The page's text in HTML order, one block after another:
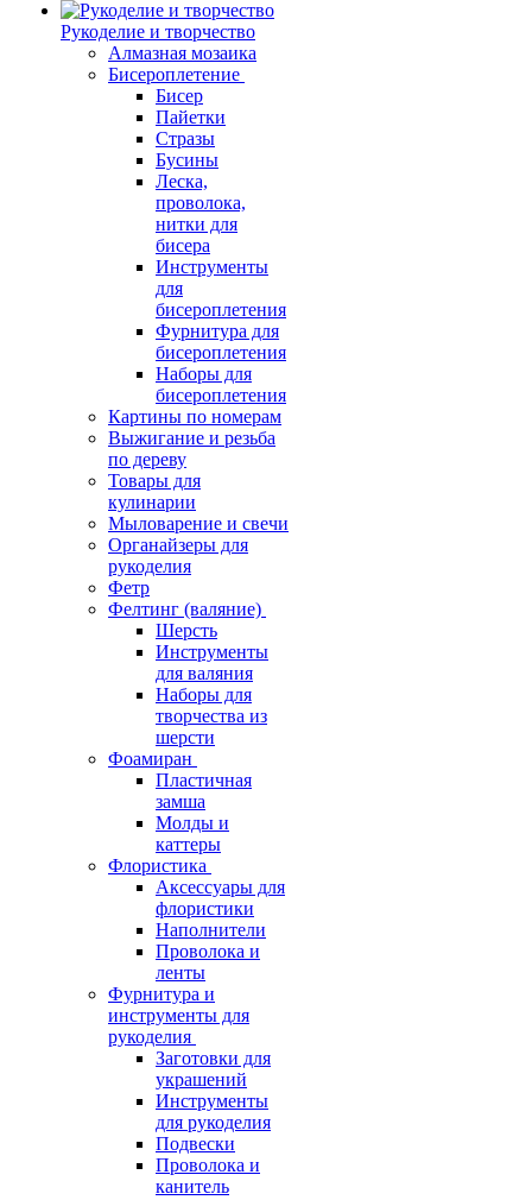
Рукоделие и творчество
Алмазная мозаика
Бисероплетение
Бисер
Пайетки
Стразы
Бусины
Леска,
проволока,
нитки для
бисера
Инструменты
для
бисероплетения
Фурнитура для
бисероплетения
Наборы для
бисероплетения
Картины по номерам
Выжигание и резьба
по дереву
Товары для
кулинарии
Мыловарение и свечи
Органайзеры для
рукоделия
Фетр
Фелтинг (валяние)
Шерсть
Инструменты
для валяния
Наборы для
творчества из
шерсти
Фоамиран
Пластичная
замша
Молды и
каттеры
Флористика
Аксессуары для
флористики
Наполнители
Проволока и
ленты
Фурнитура и
инструменты для
рукоделия
Заготовки для
украшений
Инструменты
для рукоделия
Подвески
Проволока и
канитель